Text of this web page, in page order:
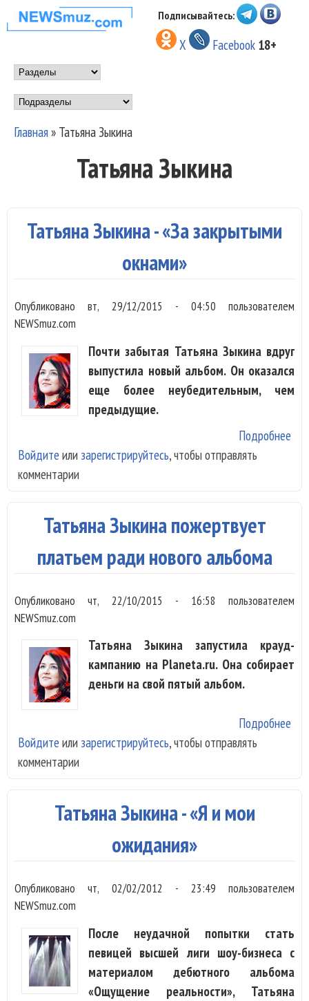
Перейти к основному
содержанию
НОВОСТИ
МУЗЫКИ И
ШОУ БИЗНЕСА
NEWSMUZ.COM
Подписывайтесь:
X Facebook 18+
Main menu
Подразделы
Главная» Татьяна Зыкина
Татьяна Зыкина
Татьяна Зыкина - «За закрытыми
окнами»
Опубликовановт, 29/12/2015 - 04:50 пользователем
NEWSmuz.com
Почти забытая Татьяна Зыкина вдруг
выпустила новый альбом. Он оказался
еще более неубедительным, чем
предыдущие.
Подробнее
Войдите или зарегистрируйтесь, чтобы отправлять
комментарии
Татьяна Зыкина пожертвует
платьем ради нового альбома
Опубликованочт, 22/10/2015 - 16:58 пользователем
NEWSmuz.com
Татьяна Зыкина запустила крауд-
кампанию на Planeta.ru. Она собирает
деньги на свой пятый альбом.
Подробнее
Войдите или зарегистрируйтесь, чтобы отправлять
комментарии
Татьяна Зыкина - «Я и мои
ожидания»
Опубликованочт, 02/02/2012 - 23:49 пользователем
NEWSmuz.com
После неудачной попытки стать
певицей высшей лиги шоу-бизнеса с
материалом дебютного альбома
«Ощущение реальности», Татьяна